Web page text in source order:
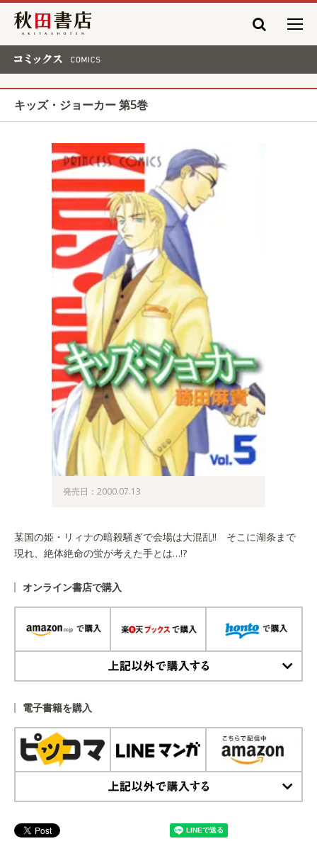
秋田書店
キッズ・ジョーカー 第5巻
発売日：2000.07.13
某国の姫・リィナの暗殺騒ぎで会場は大混乱!! そこに湖条まで
現れ、絶体絶命の蛍が考えた手とは…!?
オンライン書店で購入
電子書籍を購入